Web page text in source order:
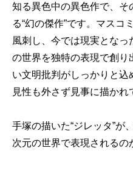
知る異色中の異色作で、そ
る“幻の傑作”です。マスコ
風刺し、今では現実となっ
の世界を独特の表現で創り
い文明批判がしっかりと
見性も外さず見事に描かれ
手塚の描いた“ジレッタ”が
次元の世界で表現されるの